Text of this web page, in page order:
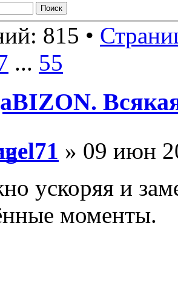
815 •
... 55
» 09 июн
ускоряя и
моменты.